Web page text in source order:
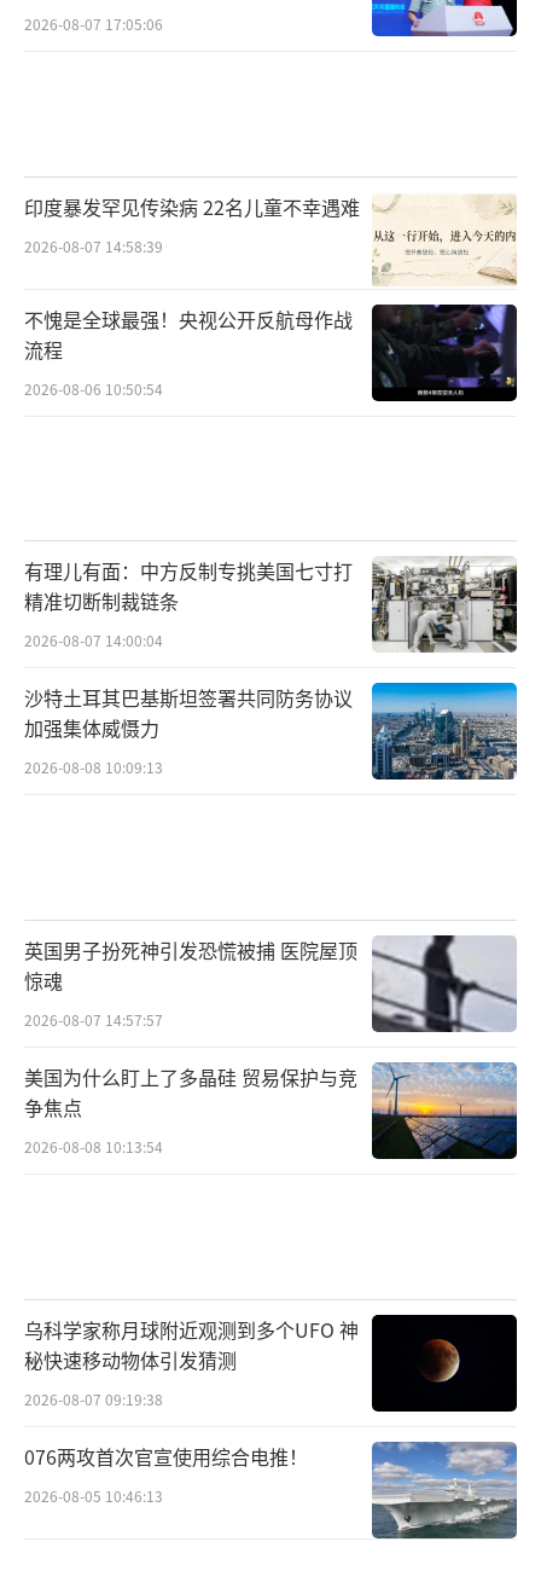
2026-08-07 17:05:06
印度暴发罕见传染病 22名儿童不幸遇难
2026-08-07 14:58:39
不愧是全球最强！央视公开反航母作战
流程
2026-08-06 10:50:54
有理儿有面：中方反制专挑美国七寸打
精准切断制裁链条
2026-08-07 14:00:04
沙特土耳其巴基斯坦签署共同防务协议
加强集体威慑力
2026-08-08 10:09:13
英国男子扮死神引发恐慌被捕 医院屋顶
惊魂
2026-08-07 14:57:57
美国为什么盯上了多晶硅 贸易保护与竞
争焦点
2026-08-08 10:13:54
乌科学家称月球附近观测到多个UFO 神
秘快速移动物体引发猜测
2026-08-07 09:19:38
076两攻首次官宣使用综合电推！
2026-08-05 10:46:13